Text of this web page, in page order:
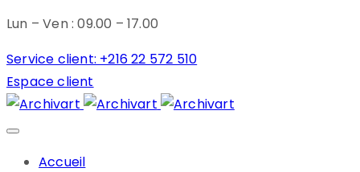
Lun – Ven : 09.00 – 17.00
Service client: +216 22 572 510
Espace client
Accueil